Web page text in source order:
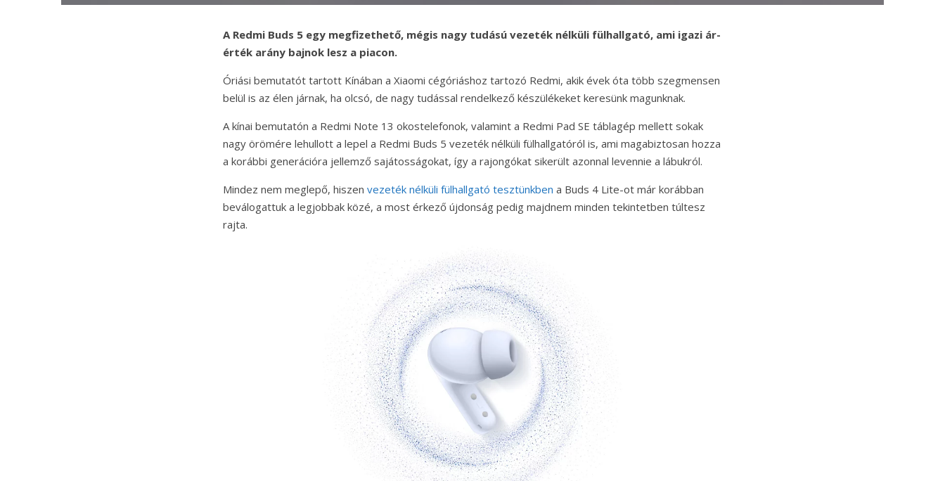
A Redmi Buds 5 egy megfizethető, mégis nagy tudású vezeték nélküli fülhallgató, ami igazi ár-
érték arány bajnok lesz a piacon.
Óriási bemutatót tartott Kínában a Xiaomi cégóriáshoz tartozó Redmi, akik évek óta több szegmensen
belül is az élen járnak, ha olcsó, de nagy tudással rendelkező készülékeket keresünk magunknak.
A kínai bemutatón a Redmi Note 13 okostelefonok, valamint a Redmi Pad SE táblagép mellett sokak
nagy örömére lehullott a lepel a Redmi Buds 5 vezeték nélküli fülhallgatóról is, ami magabiztosan hozza
a korábbi generációra jellemző sajátosságokat, így a rajongókat sikerült azonnal levennie a lábukról.
Mindez nem meglepő, hiszen vezeték nélküli fülhallgató tesztünkben a Buds 4 Lite-ot már korábban
beválogattuk a legjobbak közé, a most érkező újdonság pedig majdnem minden tekintetben túltesz
rajta.